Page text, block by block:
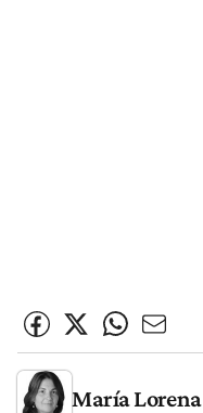
María